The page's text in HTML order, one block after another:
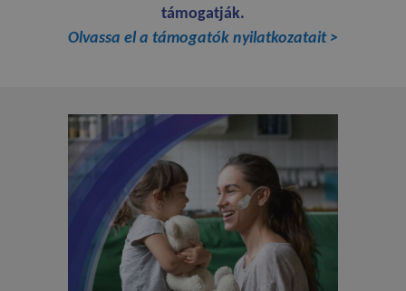
támogatják.
Olvassa el a támogatók nyilatkozatait >